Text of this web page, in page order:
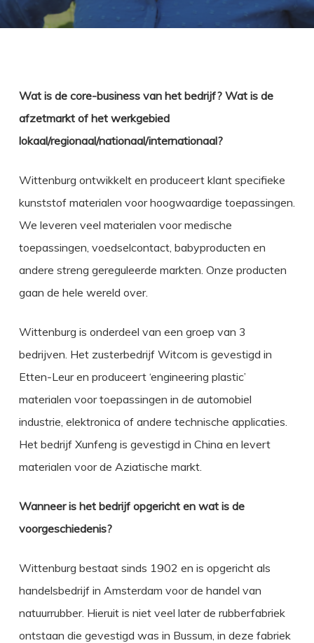
Wat is de core-business van het bedrijf? Wat is de
afzetmarkt of het werkgebied
lokaal/regionaal/nationaal/internationaal?
Wittenburg ontwikkelt en produceert klant specifieke
kunststof materialen voor hoogwaardige toepassingen.
We leveren veel materialen voor medische
toepassingen, voedselcontact, babyproducten en
andere streng gereguleerde markten. Onze producten
gaan de hele wereld over.
Wittenburg is onderdeel van een groep van 3
bedrijven. Het zusterbedrijf Witcom is gevestigd in
Etten-Leur en produceert ‘engineering plastic’
materialen voor toepassingen in de automobiel
industrie, elektronica of andere technische applicaties.
Het bedrijf Xunfeng is gevestigd in China en levert
materialen voor de Aziatische markt.
Wanneer is het bedrijf opgericht en wat is de
voorgeschiedenis?
Wittenburg bestaat sinds 1902 en is opgericht als
handelsbedrijf in Amsterdam voor de handel van
natuurrubber. Hieruit is niet veel later de rubberfabriek
ontstaan die gevestigd was in Bussum, in deze fabriek